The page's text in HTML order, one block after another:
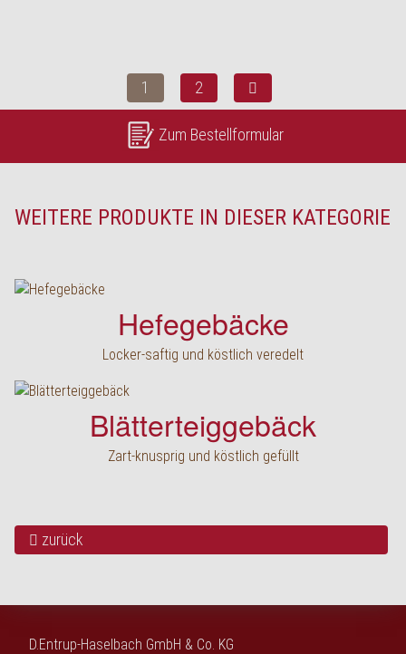
1 2
Zum Bestellformular
WEITERE PRODUKTE IN DIESER KATEGORIE
Hefegebäcke
Locker-saftig und köstlich veredelt
Blätterteiggebäck
Zart-knusprig und köstlich gefüllt
zurück
D.Entrup-Haselbach GmbH & Co. KG